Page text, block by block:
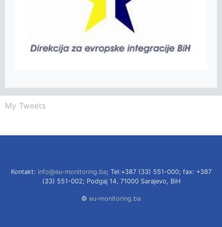
My Tweets
Kontakt: info@eu-monitoring.ba; Tel:+387 (33) 551-000; fax: +387
(33) 551-002; Podgaj 14, 71000 Sarajevo, BiH
© eu-monitoring.ba